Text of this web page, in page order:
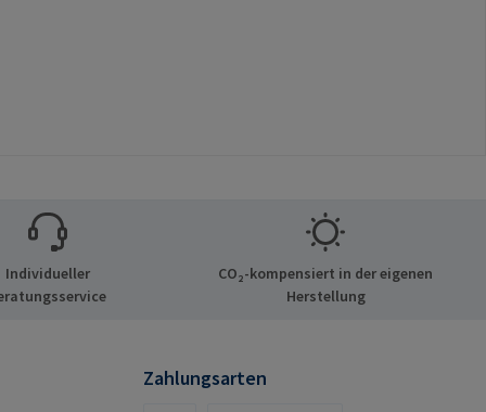
Individueller
CO₂-kompensiert in der eigenen
Herstellung
Zahlungsarten